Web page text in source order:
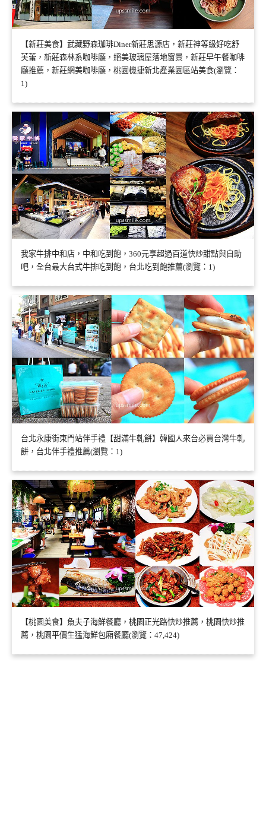
【新莊美食】武藏野森珈琲Diner新莊思源店，新莊神等級好吃舒
芙蕾，新莊森林系咖啡廳，絕美玻璃屋落地窗景，新莊早午餐咖啡
廳推薦，新莊網美咖啡廳，桃園機捷新北產業園區站美食(瀏覽：
1)
我家牛排中和店，中和吃到飽，360元享超過百道快炒甜點與自助
吧，全台最大台式牛排吃到飽，台北吃到飽推薦(瀏覽：1)
台北永康街東門站伴手禮【甜滿牛軋餅】韓國人來台必買台灣牛軋
餅，台北伴手禮推薦(瀏覽：1)
【桃園美食】魚夫子海鮮餐廳，桃園正光路快炒推薦，桃園快炒推
薦，桃園平價生猛海鮮包廂餐廳(瀏覽：47,424)